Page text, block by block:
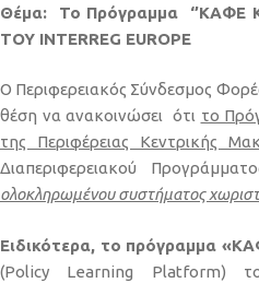
Θέμα: Το Πρόγραμμα ‘’ΚΑΦΕ
ΤΟΥ INTERREG EUROPE
Ο Περιφερειακός Σύνδεσμος
θέση να ανακοινώσει ότι το
της Περιφέρειας Κεντρικής
Διαπεριφερειακού
ολοκληρωμένου συστήματος
Ειδικότερα, το πρόγραμμα
(Policy Learning Platform)